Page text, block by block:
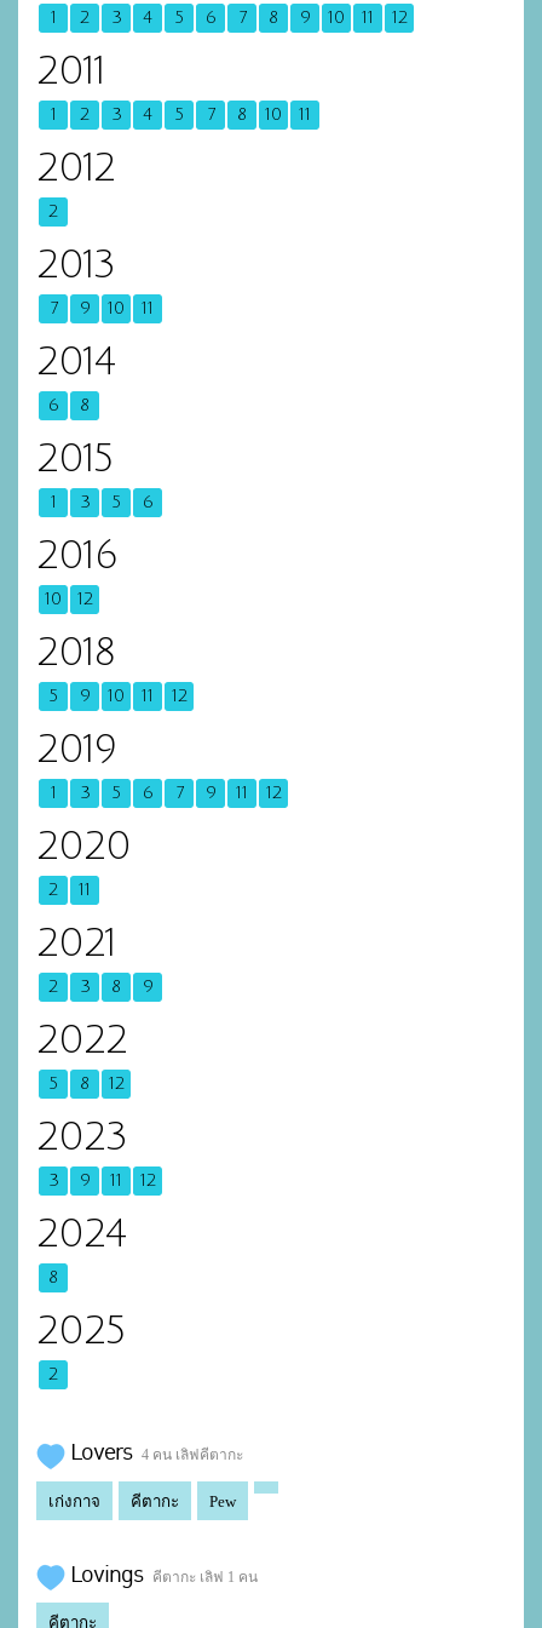
1 2 3 4 5 6 7 8 9 10 11 12
2011
1 2 3 4 5 7 8 10 11
2012
2
2013
7 9 10 11
2014
6 8
2015
1 3 5 6
2016
10 12
2018
5 9 10 11 12
2019
1 3 5 6 7 9 11 12
2020
2 11
2021
2 3 8 9
2022
5 8 12
2023
3 9 11 12
2024
8
2025
2
Lovers 4 คน เลิฟคีตากะ
เก่งกาจ คีตากะ Pew
Lovings คีตากะ เลิฟ 1 คน
คีตากะ